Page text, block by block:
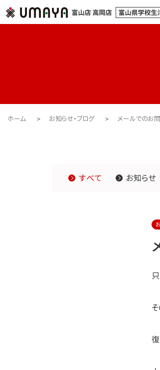
ホーム お知らせ・ブログ メールでのお
すべて お知らせ